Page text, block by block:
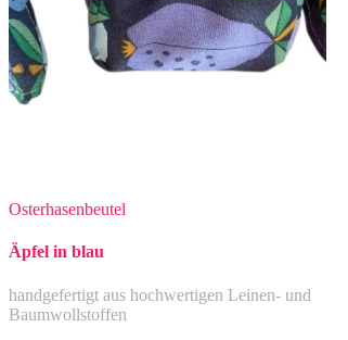
Osterhasenbeutel
Äpfel in blau
handgefertigt aus hochwertigen Leinen- und
Baumwollstoffen